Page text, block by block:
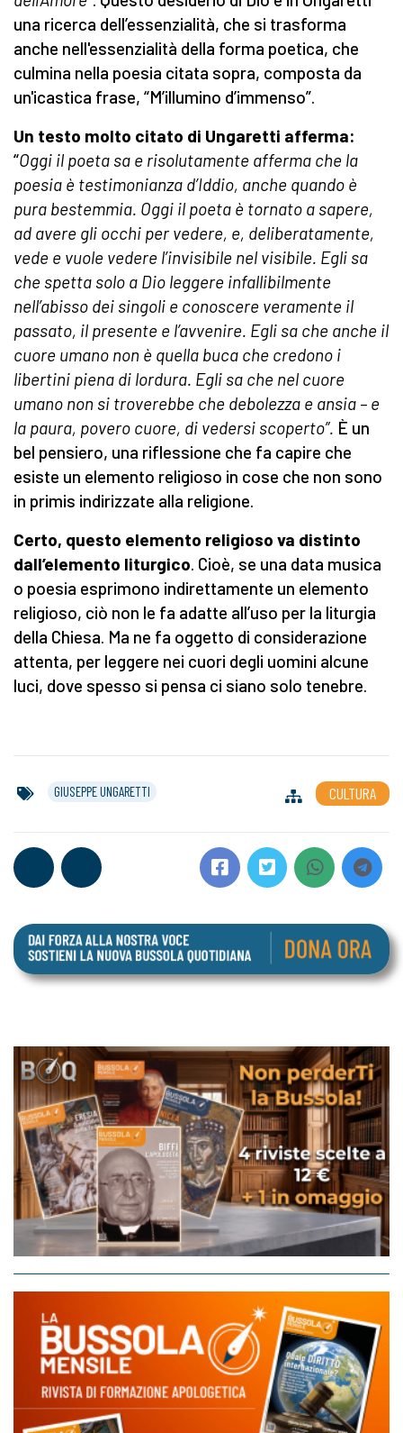
una ricerca dell’essenzialità, che si trasforma
anche nell'essenzialità della forma poetica, che
culmina nella poesia citata sopra, composta da
un'icastica frase, “M’illumino d’immenso”.
Un testo molto citato di Ungaretti afferma:
“Oggi il poeta sa e risolutamente afferma che la
poesia è testimonianza d’Iddio, anche quando è
pura bestemmia. Oggi il poeta è tornato a sapere,
ad avere gli occhi per vedere, e, deliberatamente,
vede e vuole vedere l’invisibile nel visibile. Egli sa
che spetta solo a Dio leggere infallibilmente
nell’abisso dei singoli e conoscere veramente il
passato, il presente e l’avvenire. Egli sa che anche il
cuore umano non è quella buca che credono i
libertini piena di lordura. Egli sa che nel cuore
umano non si troverebbe che debolezza e ansia – e
la paura, povero cuore, di vedersi scoperto”. È un
bel pensiero, una riflessione che fa capire che
esiste un elemento religioso in cose che non sono
in primis indirizzate alla religione.
Certo, questo elemento religioso va distinto
dall’elemento liturgico. Cioè, se una data musica
o poesia esprimono indirettamente un elemento
religioso, ciò non le fa adatte all’uso per la liturgia
della Chiesa. Ma ne fa oggetto di considerazione
attenta, per leggere nei cuori degli uomini alcune
luci, dove spesso si pensa ci siano solo tenebre.
GIUSEPPE UNGARETTI CULTURA